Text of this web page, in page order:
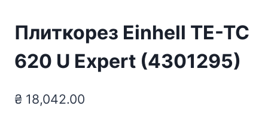
Плиткорез Einhell TE-TC
620 U Expert (4301295)
₴ 18,042.00